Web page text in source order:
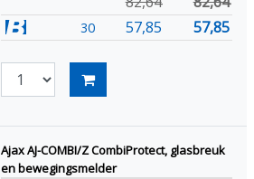
30 57,85 57,85
Ajax AJ-COMBI/Z CombiProtect, glasbreuk
en bewegingsmelder